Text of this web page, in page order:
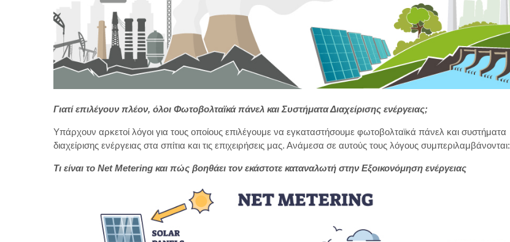
Γιατί επιλέγουν πλέον, όλοι Φωτοβολταϊκά πάνελ και Συστήματα Διαχείρισης ενέργειας;
Υπάρχουν αρκετοί λόγοι για τους οποίους επιλέγουμε να εγκαταστήσουμε φωτοβολταϊκά πάνελ και συστήματα
διαχείρισης ενέργειας στα σπίτια και τις επιχειρήσεις μας. Ανάμεσα σε αυτούς τους λόγους συμπεριλαμβάνονται:
Τι είναι το Net Metering και πώς βοηθάει τον εκάστοτε καταναλωτή στην Εξοικονόμηση ενέργειας